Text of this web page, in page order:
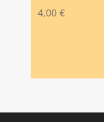
4,00 €